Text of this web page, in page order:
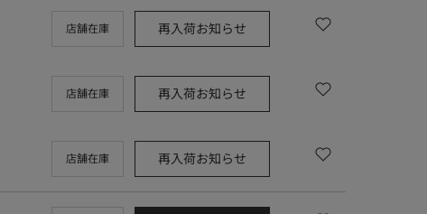
店舗在庫 再入荷お知らせ
店舗在庫 再入荷お知らせ
店舗在庫 再入荷お知らせ